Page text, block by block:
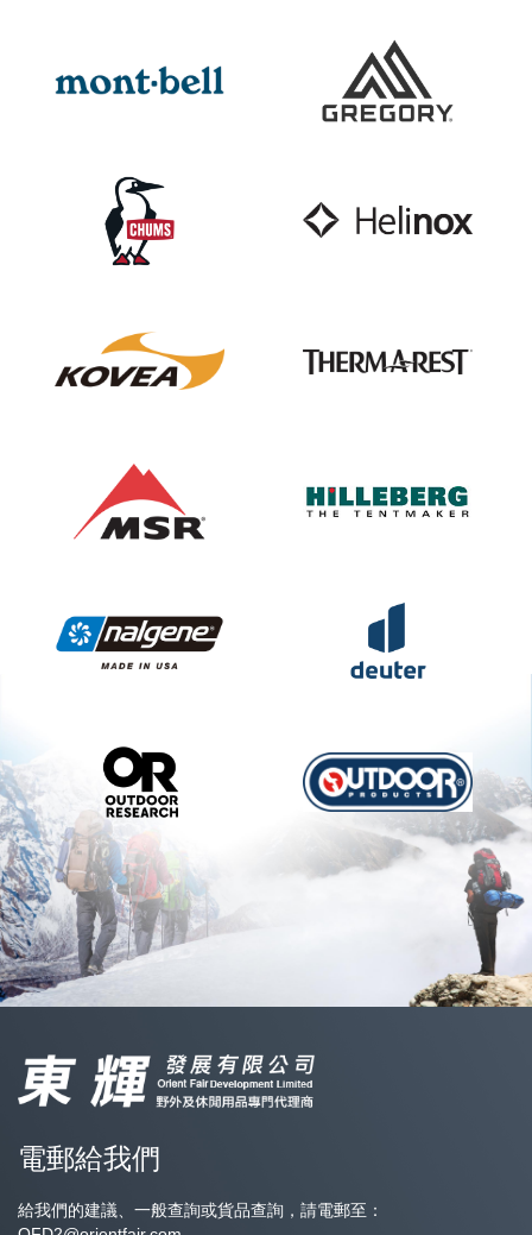
電郵給我們
給我們的建議、一般查詢或貨品查詢，請電郵至：